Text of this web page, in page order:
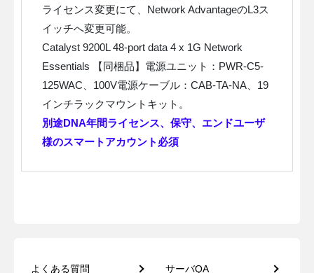
ライセンス変更にて、Network AdvantageのL3ス
イッチへ変更可能。
Catalyst 9200L 48-port data 4 x 1G Network
Essentials 【同梱品】電源ユニット：PWR-C5-
125WAC、100V電源ケーブル：CAB-TA-NA、19
インチラックマウントキット。
別途DNA年間ライセンス、保守、エンドユーザ
様のスマートアカウント必須
よくある質問 サーバQA